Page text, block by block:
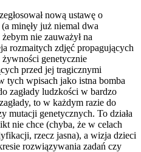
nową ustawę o
minęły już niemal dwa
nie zauważył na
rozmaitych zdjęć propagujących
genetycznie
przed jej tragicznymi
tych wpisach jako istna bomba
zagłady ludzkości w bardzo
to w każdym razie do
mutacji genetycznych. To działa
nie chce (chyba, że w celach
rzecz jasna), a wizja dzieci
rozwiązywania zadań czy